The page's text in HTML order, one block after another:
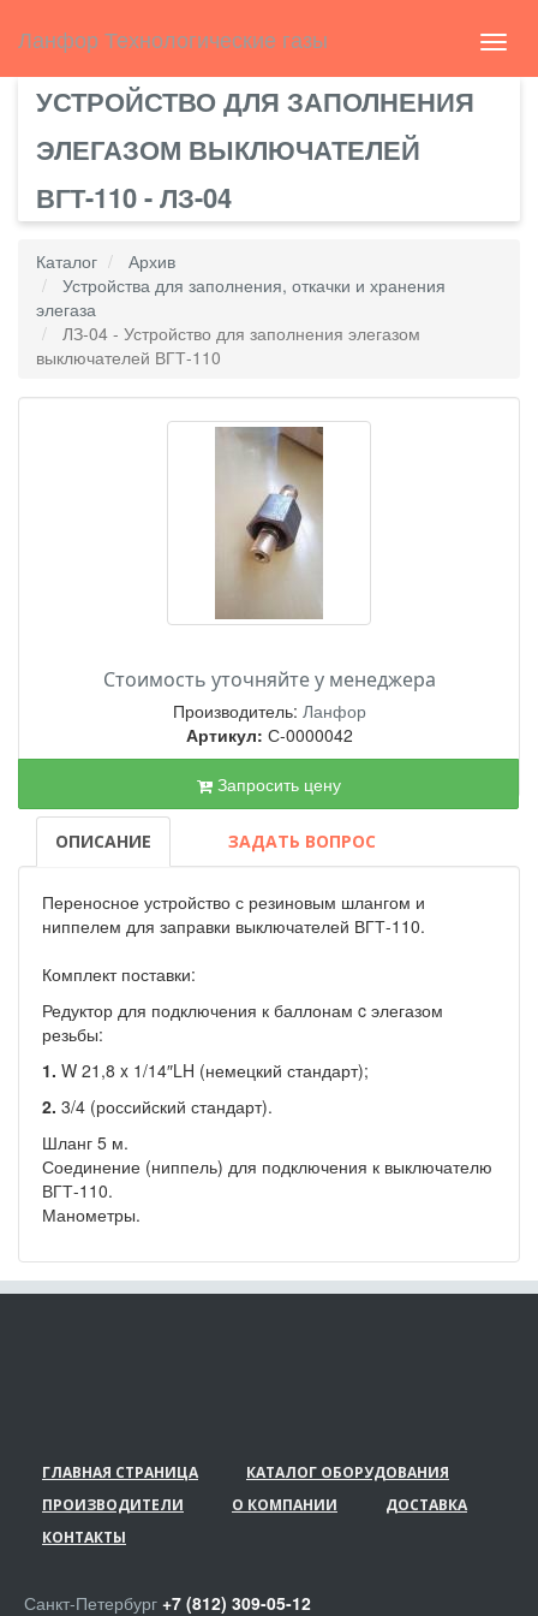
Ланфор Технологические газы
УСТРОЙСТВО ДЛЯ ЗАПОЛНЕНИЯ
ЭЛЕГАЗОМ ВЫКЛЮЧАТЕЛЕЙ
ВГТ-110 - ЛЗ-04
Каталог
Архив
Устройства для заполнения, откачки и хранения
элегаза
ЛЗ-04 - Устройство для заполнения элегазом
выключателей ВГТ-110
Стоимость уточняйте у менеджера
Производитель: Ланфор
Артикул: С-0000042
Запросить цену
ОПИСАНИЕ ЗАДАТЬ ВОПРОС
Переносное устройство с резиновым шлангом и
ниппелем для заправки выключателей ВГТ-110.
Комплект поставки:
Редуктор для подключения к баллонам c элегазом
резьбы:
1. W 21,8 x 1/14″LH (немецкий стандарт);
2. 3/4 (российский стандарт).
Шланг 5 м.
Соединение (ниппель) для подключения к выключателю
ВГТ-110.
Манометры.
ГЛАВНАЯ СТРАНИЦА
КАТАЛОГ ОБОРУДОВАНИЯ
ПРОИЗВОДИТЕЛИ
О КОМПАНИИ
ДОСТАВКА
КОНТАКТЫ
Санкт-Петербург +7 (812) 309-05-12
english